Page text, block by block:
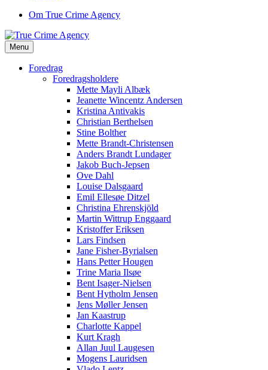
Om True Crime Agency
Menu
Foredrag
Foredragsholdere
Mette Mayli Albæk
Jeanette Wincentz Andersen
Kristina Antivakis
Christian Berthelsen
Stine Bolther
Mette Brandt-Christensen
Anders Brandt Lundager
Jakob Buch-Jepsen
Ove Dahl
Louise Dalsgaard
Emil Ellesøe Ditzel
Christina Ehrenskjöld
Martin Wittrup Enggaard
Kristoffer Eriksen
Lars Findsen
Jane Fisher-Byrialsen
Hans Petter Hougen
Trine Maria Ilsøe
Bent Isager-Nielsen
Bent Hytholm Jensen
Jens Møller Jensen
Jan Kaastrup
Charlotte Kappel
Kurt Kragh
Allan Juul Laugesen
Mogens Lauridsen